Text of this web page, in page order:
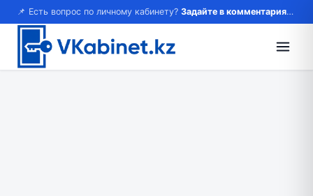
📌 Есть вопрос по личному кабинету? Задайте в комментариях — ответим!